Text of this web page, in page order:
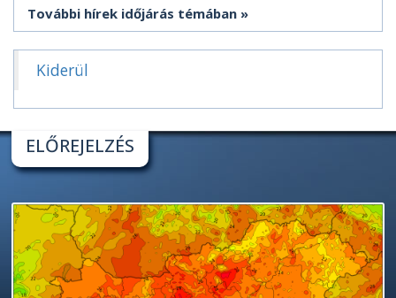
További hírek időjárás témában
Kiderül
ELŐREJELZÉS